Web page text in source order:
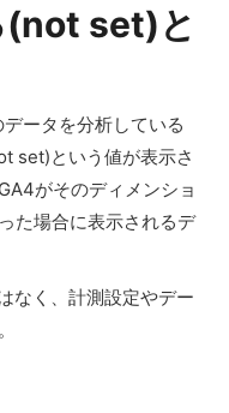
(not set)と
ータを分析している
set)という値が表示さ
がそのディメンショ
た場合に表示されるデ
なく、計測設定やデー